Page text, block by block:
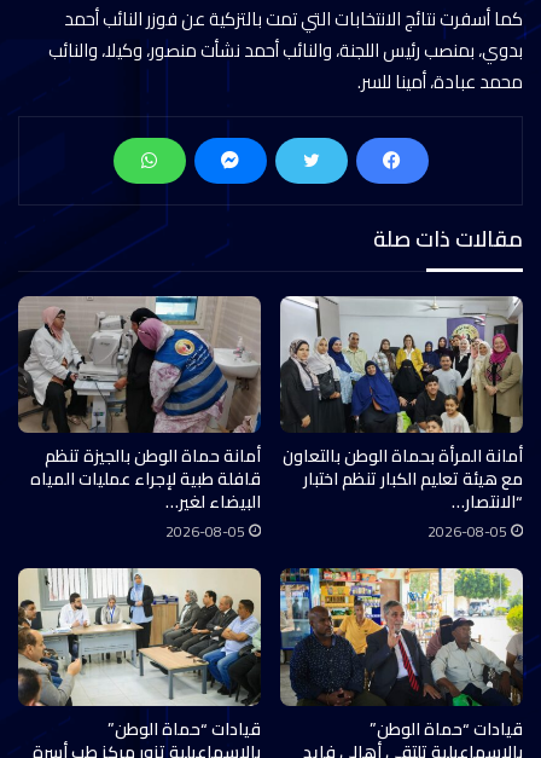
كما أسفرت نتائج الانتخابات التي تمت بالتزكية عن فوزر النائب أحمد
بدوي، بمنصب رئيس اللجنة، والنائب أحمد نشأت منصور، وكيلا، والنائب
محمد عبادة، أمينا للسر.
مقالات ذات صلة
أمانة المرأة بحماة الوطن بالتعاون
مع هيئة تعليم الكبار تنظم اختبار
“الانتصار…
2026-08-05
أمانة حماة الوطن بالجيزة تنظم
قافلة طبية لإجراء عمليات المياه
البيضاء لغير…
2026-08-05
قيادات “حماة الوطن”
بالإسماعيلية تلتقي أهالي فايد
قيادات “حماة الوطن”
بالإسماعيلية تزور مركز طب أسرة